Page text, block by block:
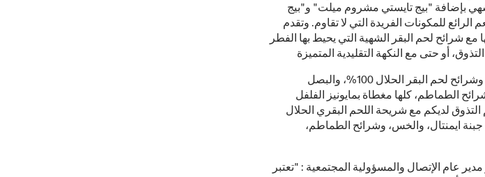
بإضافة "بيج تايستي مشروم ميلت" و"بيج
للمكونات الفريدة التي لا تقاوم. وتقدم
مع شرائح لحم البقر الشهية التي يحيط بها الفطر
وتتكون "مشروم ميلت" اللذيذة من الفطر وشرائح لحم البقر الحلال 100%، والبصل
الطماطم، كلها مغطاة بمايونيز الفلفل
لديكم مع شريحة اللحم البقري الحلال
جبنة ايمنتال، والخس، وشرائح الطماطم،
عام الإتصال والمسؤولية المجتمعية : "تعتبر